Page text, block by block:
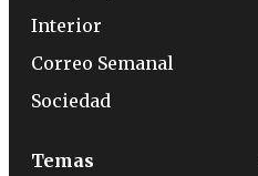
Interior
Correo Semanal
Sociedad
Temas